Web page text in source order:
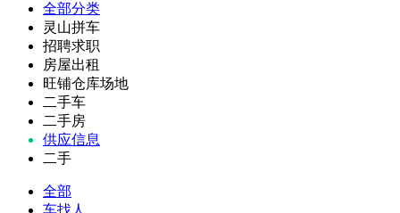
全部分类
灵山拼车
招聘求职
房屋出租
旺铺仓库场地
二手车
二手房
供应信息
二手
全部
车找人